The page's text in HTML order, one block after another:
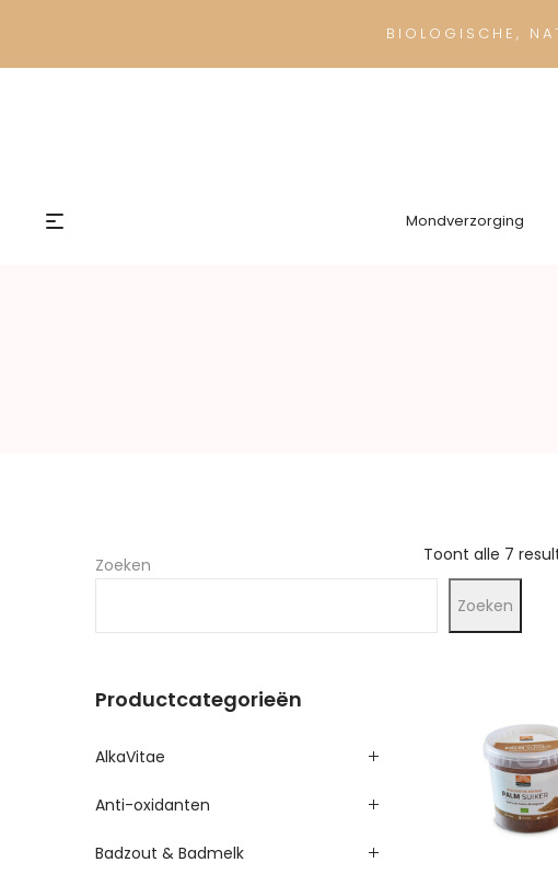
BIOLOGISCHE,
Mondverzorging
Toont alle 7
Zoeken
Zoeken
Productcategorieën
AlkaVitae
Anti-oxidanten
Badzout & Badmelk